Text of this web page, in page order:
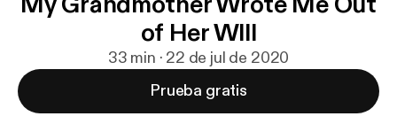
of Her Wlll
33 min · 22 de jul de 2020
Prueba gratis